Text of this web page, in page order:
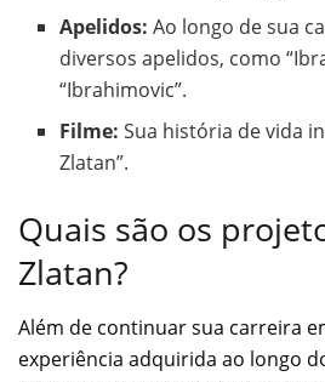
Apelidos: Ao longo de sua
diversos apelidos, como
“Ibrahimovic”.
Filme: Sua história de vida
Zlatan”.
Quais são os
Zlatan?
Além de continuar sua carreira
experiência adquirida ao longo